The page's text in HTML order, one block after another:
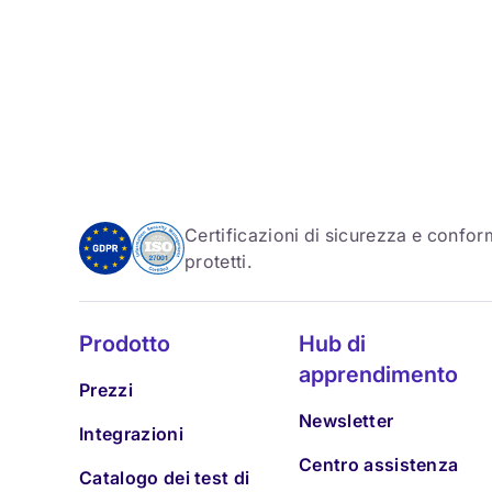
Certificazioni di sicurezza e
protetti.
Prodotto
Prezzi
Integrazioni
Catalogo dei test di
Hub di
apprendimento
Newsletter
Centro assistenza